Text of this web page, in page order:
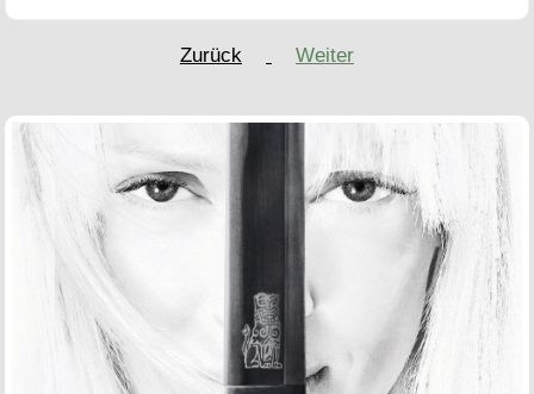
Zurück Weiter